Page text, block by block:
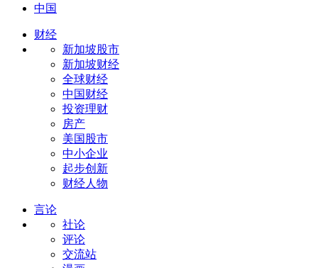
中国
财经
新加坡股市
新加坡财经
全球财经
中国财经
投资理财
房产
美国股市
中小企业
起步创新
财经人物
言论
社论
评论
交流站